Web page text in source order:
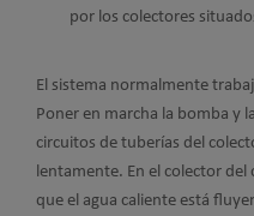
por los colectores
El sistema normalmente
Poner en marcha la bomba y
circuitos de tuberías del
lentamente. En el colector
que el agua caliente está